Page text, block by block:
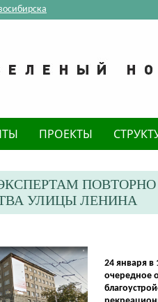
ПРОЕКТЫ
ПОВТОРНО
УЛИЦЫ ЛЕНИНА
24 января
очередное